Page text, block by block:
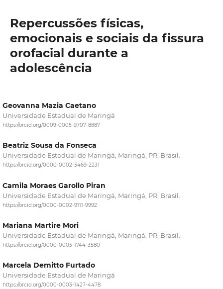
Repercussões físicas,
emocionais e sociais da fissura
orofacial durante a
adolescência
Geovanna Mazia Caetano
Universidade Estadual de Maringá
https://orcid.org/0009-0005-9707-8887
Beatriz Sousa da Fonseca
Universidade Estadual de Maringá, Maringá, PR, Brasil.
https://orcid.org/0000-0002-3469-2231
Camila Moraes Garollo Piran
Universidade Estadual de Maringá, Maringá, PR, Brasil.
https://orcid.org/0000-0002-9111-9992
Mariana Martire Mori
Universidade Estadual de Maringá, Maringá, PR, Brasil.
https://orcid.org/0000-0003-1744-3580
Marcela Demitto Furtado
Universidade Estadual de Maringá
https://orcid.org/0000-0003-1427-4478